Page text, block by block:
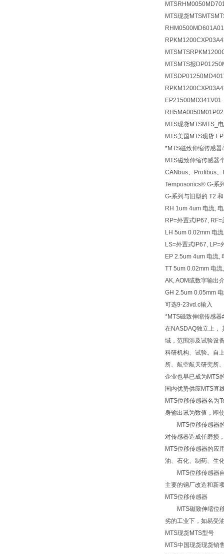
MTS现货
MTSMTS报
MTS现货MTSMTS_
MTS美国MTS现货
*MTS磁致伸缩传感器
MTS磁致伸缩传感器
CANbus、Profibus
Temposonics® G-系
G-系列与旧型的 T2
RH 1um 4um 电流,
RP=外置式IP67, RF=
LH 5um 0.02mm 电
LS=外置式IP67, LP=
EP 2.5um 4um 电流,
TT 5um 0.02mm 电
AK, AOM或数字输出
GH 2.5um 0.05mm
可选9-23vd.c输入
*MTS磁致伸缩传感器
在NASDAQ独立上，
域，范围涉及试验设
科研机构、试验。自
所、航空航天研究所
企业也早已成为MTS
国内优势供应MTS直
MTS位移传感器名为
身输出讯为数值，即
MTS位移传感器的
对传感器造成任磨损
MTS位移传感器的应
油、石化、制药、生
MTS位移传感器自
主要的钢厂改造和新
MTS位移传感器
MTS磁致伸缩位移
劣的工业下，如易受
MTS现货MTS型号
MTS中国现货现货销